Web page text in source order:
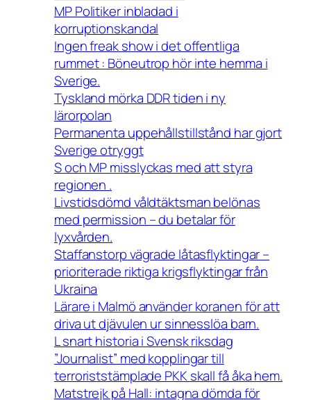
MP Politiker inbladad i
korruptionskandal
Ingen freak show i det offentliga
rummet : Böneutrop hör inte hemma i
Sverige.
Tyskland mörka DDR tiden i ny
lärorpolan
Permanenta uppehållstillstånd har gjort
Sverige otryggt
S och MP misslyckas med att styra
regionen .
Livstidsdömd våldtäktsman belönas
med permission – du betalar för
lyxvården.
Staffanstorp vägrade låtasflyktingar –
prioriterade riktiga krigsflyktingar från
Ukraina
Lärare i Malmö använder koranen för att
driva ut djävulen ur sinnesslöa barn.
L snart historia i Svensk riksdag
”Journalist” med kopplingar till
terroriststämplade PKK skall få åka hem.
Matstrejk på Hall: intagna dömda för